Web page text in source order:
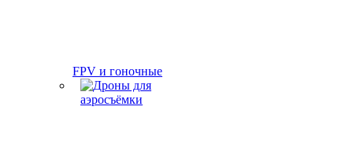
FPV и гоночные